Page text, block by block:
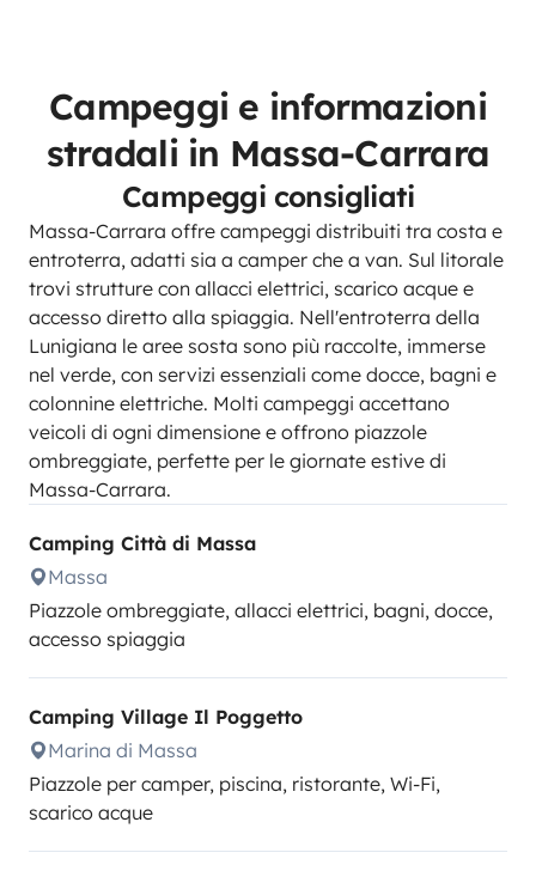
Campeggi e informazioni
stradali in Massa-Carrara
Campeggi consigliati
Massa-Carrara offre campeggi distribuiti tra costa e
entroterra, adatti sia a camper che a van. Sul litorale
trovi strutture con allacci elettrici, scarico acque e
accesso diretto alla spiaggia. Nell'entroterra della
Lunigiana le aree sosta sono più raccolte, immerse
nel verde, con servizi essenziali come docce, bagni e
colonnine elettriche. Molti campeggi accettano
veicoli di ogni dimensione e offrono piazzole
ombreggiate, perfette per le giornate estive di
Massa-Carrara.
Camping Città di Massa
Massa
Piazzole ombreggiate, allacci elettrici, bagni, docce,
accesso spiaggia
Camping Village Il Poggetto
Marina di Massa
Piazzole per camper, piscina, ristorante, Wi-Fi,
scarico acque